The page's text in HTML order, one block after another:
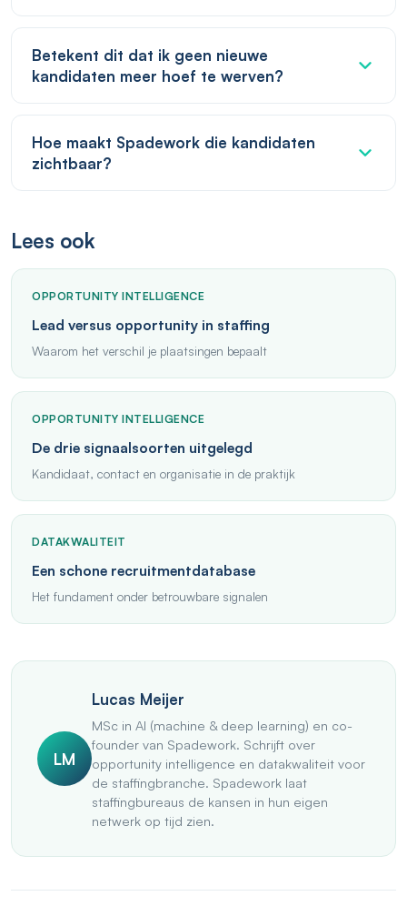
Betekent dit dat ik geen nieuwe
kandidaten meer hoef te werven?
Hoe maakt Spadework die kandidaten
zichtbaar?
Lees ook
OPPORTUNITY INTELLIGENCE
Lead versus opportunity in staffing
Waarom het verschil je plaatsingen bepaalt
OPPORTUNITY INTELLIGENCE
De drie signaalsoorten uitgelegd
Kandidaat, contact en organisatie in de praktijk
DATAKWALITEIT
Een schone recruitmentdatabase
Het fundament onder betrouwbare signalen
LM
Lucas Meijer
MSc in AI (machine & deep learning) en co-
founder van Spadework. Schrijft over
opportunity intelligence en datakwaliteit voor
de staffingbranche. Spadework laat
staffingbureaus de kansen in hun eigen
netwerk op tijd zien.